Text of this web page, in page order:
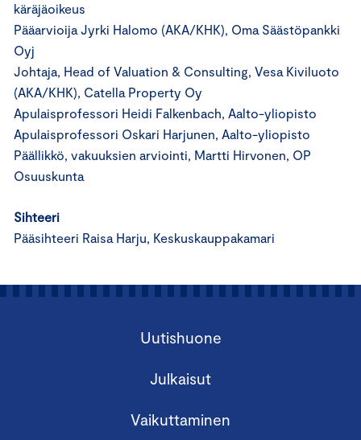
käräjäoikeus
Pääarvioija Jyrki Halomo (AKA/KHK), Oma Säästöpankki
Oyj
Johtaja, Head of Valuation & Consulting, Vesa Kiviluoto
(AKA/KHK), Catella Property Oy
Apulaisprofessori Heidi Falkenbach, Aalto-yliopisto
Apulaisprofessori Oskari Harjunen, Aalto-yliopisto
Päällikkö, vakuuksien arviointi, Martti Hirvonen, OP
Osuuskunta
Sihteeri
Pääsihteeri Raisa Harju, Keskuskauppakamari
Uutishuone
Julkaisut
Vaikuttaminen